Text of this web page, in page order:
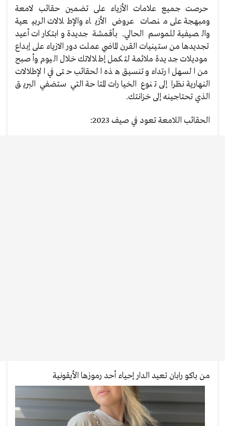
حرصت جميع علامات الأزياء على تضمين حقائب لامعة
ومبهجة على منصات عروض الأزياء والإطلالات الربيعية
والصيفية للموسم الحالي. بأقمشة جديدة وابتكارات أعيد
تجديدها من ستينيات القرن الماضي عملت دور الازياء على إبداع
موديلات جديدة ملائمة لتكمل إطلالاتك خلال اليوم وأصبح
من السهل ارتداء وتنسيق هذه الحقائب حتى في الإطلالات
النهارية نظرا إلى تنوع الخيارات المتاحة التي ستضفي البريق
الذي تحتاجينه إلى خزانتك.
الحقائب اللامعة تعود في صيف 2023:
من باكو رابان تعيد الدار إحياء أحد رموزها الأيقونية